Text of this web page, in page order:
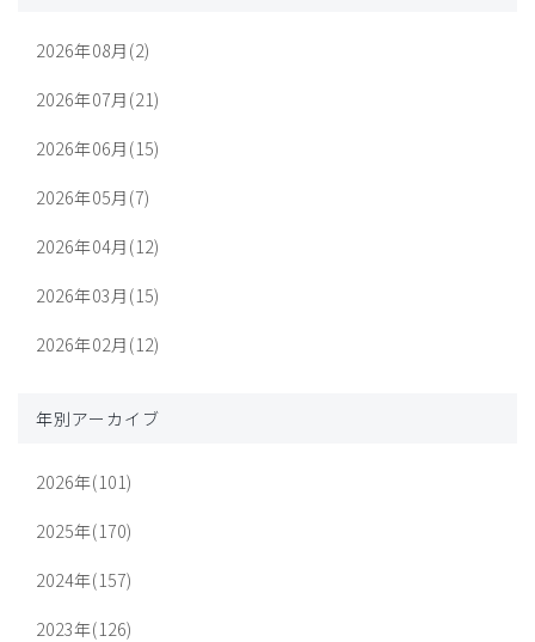
2026年08月(2)
2026年07月(21)
2026年06月(15)
2026年05月(7)
2026年04月(12)
2026年03月(15)
2026年02月(12)
年別アーカイブ
2026年(101)
2025年(170)
2024年(157)
2023年(126)